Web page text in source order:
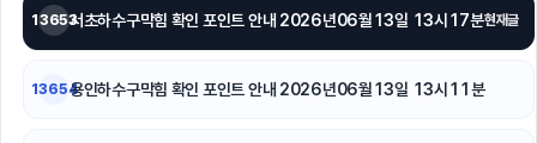
도봉하수구막힘
중랑하수구막힘
13653서초하수구막힘 확인 포인트 안내 2026년06월13일 13시17분현재글
13654용인하수구막힘 확인 포인트 안내 2026년06월13일 13시11분